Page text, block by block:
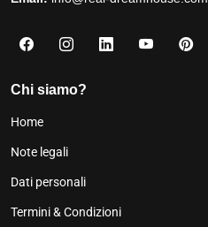
Chi siamo?
Home
Note legali
Dati personali
Termini & Condizioni